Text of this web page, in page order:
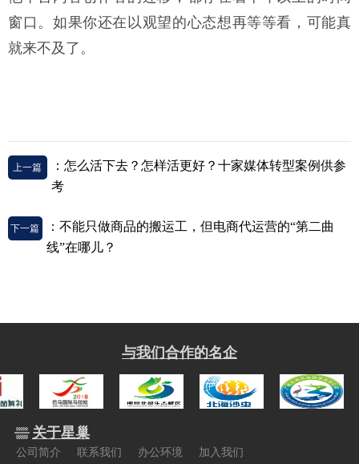
窗口。如果你还在以观望的心态想再等等看，可能真
就来不及了。
上一篇
：怎么活下去？怎样活更好？十家媒体转型案例供参
考
下一篇
：不能只做商品的搬运工，但电商代运营的“第二曲
线”在哪儿？
与我们合作的名企
关于星巢
公司简介 联系我们 办公环境 加入我们